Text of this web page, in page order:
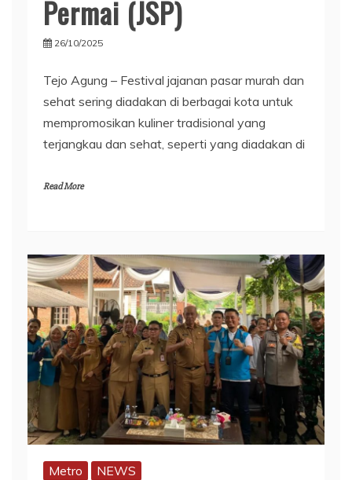
Permai (JSP)
26/10/2025
Tejo Agung – Festival jajanan pasar murah dan
sehat sering diadakan di berbagai kota untuk
mempromosikan kuliner tradisional yang
terjangkau dan sehat, seperti yang diadakan di
Read More
Metro NEWS